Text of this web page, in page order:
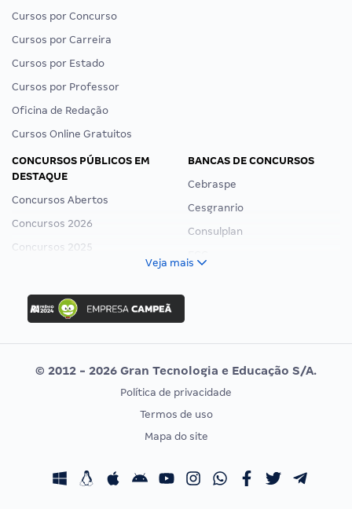
Cursos por Concurso
Cursos por Carreira
Cursos por Estado
Cursos por Professor
Oficina de Redação
Cursos Online Gratuitos
CONCURSOS PÚBLICOS EM
DESTAQUE
Concursos Abertos
Concursos 2026
Concursos 2025
Concurso Ibama
Concurso MPU
Editais publicados
BANCAS DE CONCURSOS
Cebraspe
Cesgranrio
Consulplan
Vunesp
CONCURSOS POR PROFISSÃO
Concursos Fiscais
EXAME DE ORDEM
Calendário OAB
Veja mais
© 2012 - 2026 Gran Tecnologia e Educação S/A.
Política de privacidade
Termos de uso
Mapa do site